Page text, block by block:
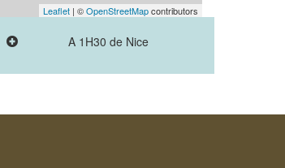
Leaflet | ©OpenStreetMapcontributors
A 1H30 de Nice